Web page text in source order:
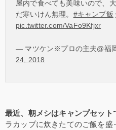
屋内で食べても美味いので、
だ寒いけん無理。 #キャンプ飯
pic.twitter.com/VaFo9Kfjxr
— マツケン※プロの主夫@福
24, 2018
最近、朝メシはキャンプセット
ラカップに炊きたてのご飯を盛